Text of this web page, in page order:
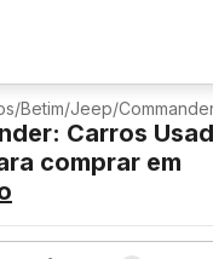
/Betim/Jeep/
Carros
comprar em